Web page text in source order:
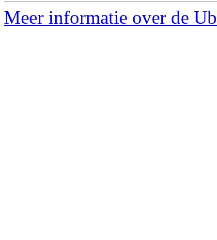
Meer informatie over de